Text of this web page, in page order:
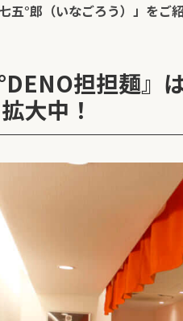
五°郎（いなごろう）」をご
担担麺』
大中！